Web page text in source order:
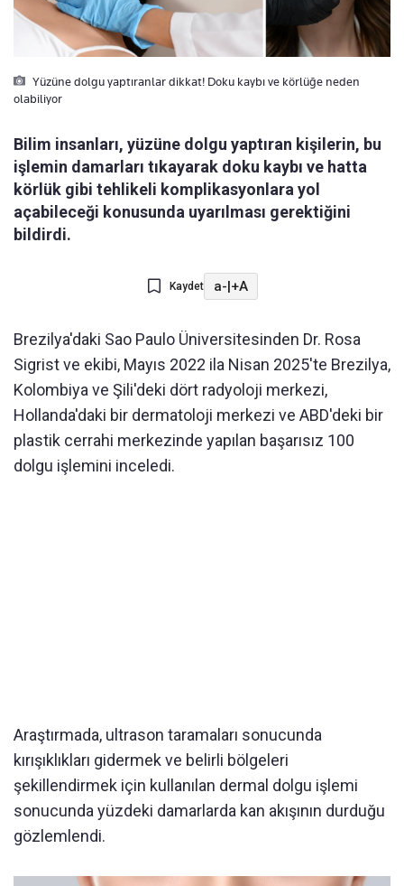
Yüzüne dolgu yaptıranlar dikkat! Doku kaybı ve körlüğe neden
olabiliyor
Bilim insanları, yüzüne dolgu yaptıran kişilerin, bu
işlemin damarları tıkayarak doku kaybı ve hatta
körlük gibi tehlikeli komplikasyonlara yol
açabileceği konusunda uyarılması gerektiğini
bildirdi.
Kaydet a-|+A
Brezilya'daki Sao Paulo Üniversitesinden Dr. Rosa
Sigrist ve ekibi, Mayıs 2022 ila Nisan 2025'te Brezilya,
Kolombiya ve Şili'deki dört radyoloji merkezi,
Hollanda'daki bir dermatoloji merkezi ve ABD'deki bir
plastik cerrahi merkezinde yapılan başarısız 100
dolgu işlemini inceledi.
Araştırmada, ultrason taramaları sonucunda
kırışıklıkları gidermek ve belirli bölgeleri
şekillendirmek için kullanılan dermal dolgu işlemi
sonucunda yüzdeki damarlarda kan akışının durduğu
gözlemlendi.